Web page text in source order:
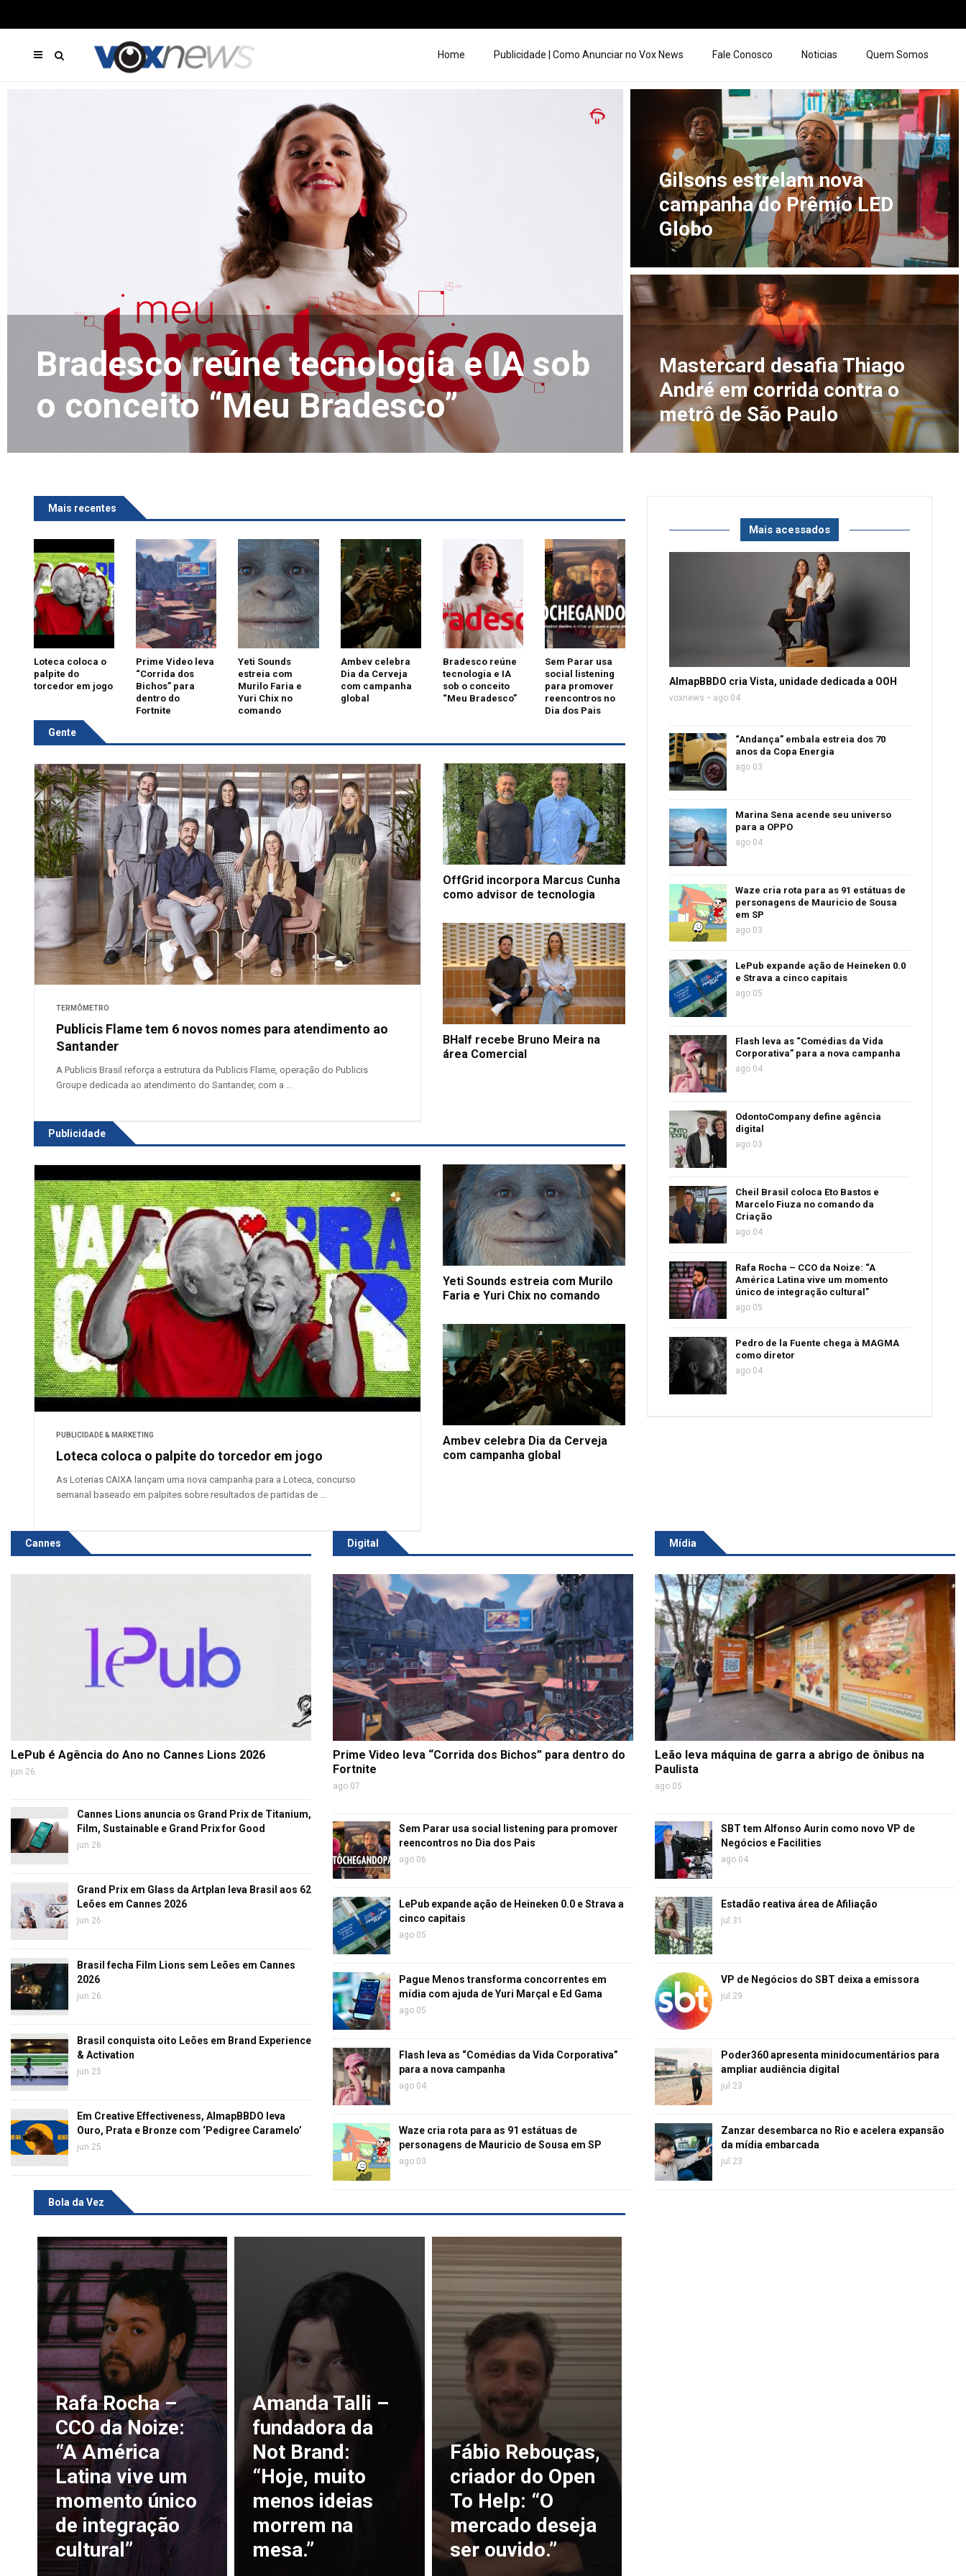
Home Publicidade | Como Anunciar no Vox News Fale Conosco Noticias Quem Somos
Bradesco reúne tecnologia e IA sob
o conceito “Meu Bradesco”
Gilsons estrelam nova
campanha do Prêmio LED
Globo
Mastercard desafia Thiago
André em corrida contra o
metrô de São Paulo
Mais recentes
Loteca coloca o
palpite do
torcedor em jogo
Prime Video leva
“Corrida dos
Bichos” para
dentro do
Fortnite
Yeti Sounds
estreia com
Murilo Faria e
Yuri Chix no
comando
Ambev celebra
Dia da Cerveja
com campanha
global
Bradesco reúne
tecnologia e IA
sob o conceito
“Meu Bradesco”
Sem Parar usa
social listening
para promover
reencontros no
Dia dos Pais
Gente
TERMÔMETRO
Publicis Flame tem 6 novos nomes para atendimento ao
Santander
A Publicis Brasil reforça a estrutura da Publicis Flame, operação do Publicis
Groupe dedicada ao atendimento do Santander, com a ...
OffGrid incorpora Marcus Cunha
como advisor de tecnologia
BHalf recebe Bruno Meira na
área Comercial
Publicidade
PUBLICIDADE & MARKETING
Loteca coloca o palpite do torcedor em jogo
As Loterias CAIXA lançam uma nova campanha para a Loteca, concurso
semanal baseado em palpites sobre resultados de partidas de ...
Yeti Sounds estreia com Murilo
Faria e Yuri Chix no comando
Ambev celebra Dia da Cerveja
com campanha global
Cannes
LePub é Agência do Ano no Cannes Lions 2026
jun 26
Cannes Lions anuncia os Grand Prix de Titanium,
Film, Sustainable e Grand Prix for Good
jun 26
Grand Prix em Glass da Artplan leva Brasil aos 62
Leões em Cannes 2026
jun 26
Brasil fecha Film Lions sem Leões em Cannes
2026
jun 26
Brasil conquista oito Leões em Brand Experience
& Activation
jun 25
Em Creative Effectiveness, AlmapBBDO leva
Ouro, Prata e Bronze com ‘Pedigree Caramelo’
jun 25
Digital
Prime Video leva “Corrida dos Bichos” para dentro do
Fortnite
ago 07
Sem Parar usa social listening para promover
reencontros no Dia dos Pais
ago 06
LePub expande ação de Heineken 0.0 e Strava a
cinco capitais
ago 05
Pague Menos transforma concorrentes em
mídia com ajuda de Yuri Marçal e Ed Gama
ago 05
Flash leva as “Comédias da Vida Corporativa”
para a nova campanha
ago 04
Waze cria rota para as 91 estátuas de
personagens de Mauricio de Sousa em SP
ago 03
Mídia
Leão leva máquina de garra a abrigo de ônibus na
Paulista
ago 05
SBT tem Alfonso Aurin como novo VP de
Negócios e Facilities
ago 04
Estadão reativa área de Afiliação
jul 31
VP de Negócios do SBT deixa a emissora
jul 29
Poder360 apresenta minidocumentários para
ampliar audiência digital
jul 23
Zanzar desembarca no Rio e acelera expansão
da mídia embarcada
jul 23
Bola da Vez
Rafa Rocha –
CCO da Noize:
“A América
Latina vive um
momento único
de integração
cultural”
Amanda Talli –
fundadora da
Not Brand:
“Hoje, muito
menos ideias
morrem na
mesa.”
Fábio Rebouças,
criador do Open
To Help: “O
mercado deseja
ser ouvido.”
Mais acessados
AlmapBBDO cria Vista, unidade dedicada a OOH
voxnews ago 04
“Andança” embala estreia dos 70
anos da Copa Energia
ago 03
Marina Sena acende seu universo
para a OPPO
ago 04
Waze cria rota para as 91 estátuas de
personagens de Mauricio de Sousa
em SP
ago 03
LePub expande ação de Heineken 0.0
e Strava a cinco capitais
ago 05
Flash leva as “Comédias da Vida
Corporativa” para a nova campanha
ago 04
OdontoCompany define agência
digital
ago 03
Cheil Brasil coloca Eto Bastos e
Marcelo Fiuza no comando da
Criação
ago 04
Rafa Rocha – CCO da Noize: “A
América Latina vive um momento
único de integração cultural”
ago 05
Pedro de la Fuente chega à MAGMA
como diretor
ago 04